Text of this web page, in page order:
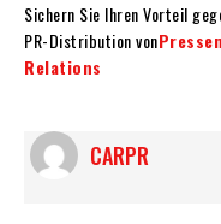
Sichern Sie Ihren Vorteil
PR-Distribution von
Relations
CARPR